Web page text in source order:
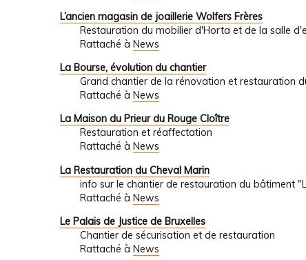
L’ancien magasin de joaillerie Wolfers Frères
Restauration du mobilier d'Horta et de la salle
Rattaché à News
La Bourse, évolution du chantier
Grand chantier de la rénovation et restauration
Rattaché à News
La Maison du Prieur du Rouge Cloître
Restauration et réaffectation
Rattaché à News
La Restauration du Cheval Marin
info sur le chantier de restauration du bâtiment
Rattaché à News
Le Palais de Justice de Bruxelles
Chantier de sécurisation et de restauration
Rattaché à News